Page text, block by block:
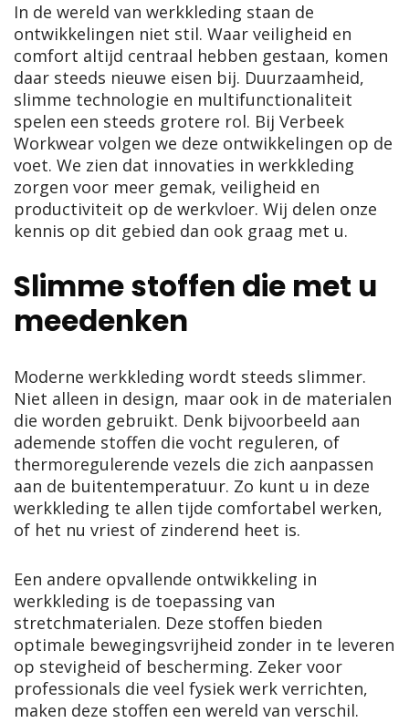
In de wereld van werkkleding staan de
ontwikkelingen niet stil. Waar veiligheid en
comfort altijd centraal hebben gestaan, komen
daar steeds nieuwe eisen bij. Duurzaamheid,
slimme technologie en multifunctionaliteit
spelen een steeds grotere rol. Bij Verbeek
Workwear volgen we deze ontwikkelingen op de
voet. We zien dat innovaties in werkkleding
zorgen voor meer gemak, veiligheid en
productiviteit op de werkvloer. Wij delen onze
kennis op dit gebied dan ook graag met u.
Slimme stoffen die met u
meedenken
Moderne werkkleding wordt steeds slimmer.
Niet alleen in design, maar ook in de materialen
die worden gebruikt. Denk bijvoorbeeld aan
ademende stoffen die vocht reguleren, of
thermoregulerende vezels die zich aanpassen
aan de buitentemperatuur. Zo kunt u in deze
werkkleding te allen tijde comfortabel werken,
of het nu vriest of zinderend heet is.
Een andere opvallende ontwikkeling in
werkkleding is de toepassing van
stretchmaterialen. Deze stoffen bieden
optimale bewegingsvrijheid zonder in te leveren
op stevigheid of bescherming. Zeker voor
professionals die veel fysiek werk verrichten,
maken deze stoffen een wereld van verschil.